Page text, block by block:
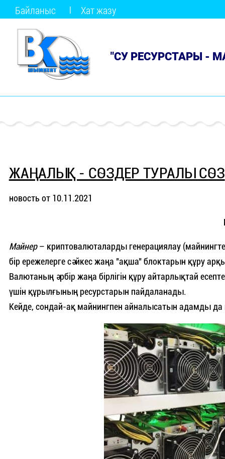
Байланыс Хат жазу
"СУ РЕСУРСТАРЫ -
ЖАҢАЛЫҚ - СӨЗДЕР ТУРАЛЫ СӨЗ
новость от 10.11.2021
Майнер– криптовалюталарды генерациялау
бір ережелерге сәйкес жаңа "ақша" блоктарын құру
Валютаның әрбір жаңа бірлігін құру айтарлықтай
үшін құрылғының ресурстарын пайдаланады.
Кейде, сондай-ақ майнингпен айналысатын адамды